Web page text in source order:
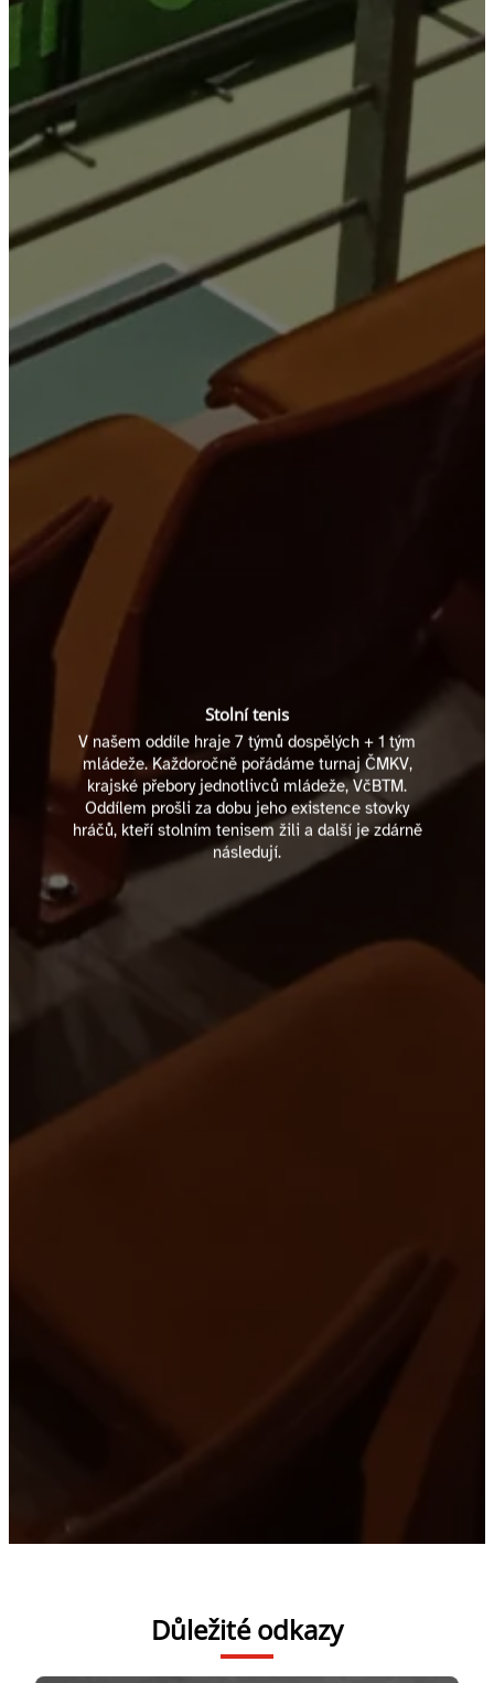
Stolní tenis
V našem oddíle hraje 7 týmů dospělých + 1 tým
mládeže. Každoročně pořádáme turnaj ČMKV,
krajské přebory jednotlivců mládeže, VčBTM.
Oddílem prošli za dobu jeho existence stovky
hráčů, kteří stolním tenisem žili a další je zdárně
následují.
Důležité odkazy